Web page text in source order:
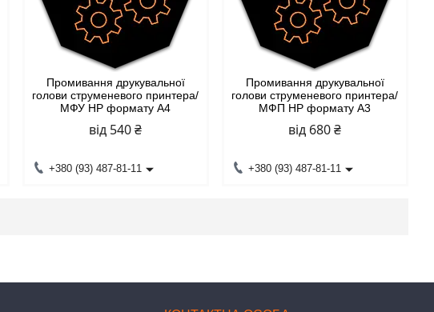
Промивання друкувальної
голови струменевого принтера/
МФУ HP формату А4
від 540 ₴
+380 (93) 487-81-11
Промивання друкувальної
голови струменевого принтера/
МФП HP формату А3
від 680 ₴
+380 (93) 487-81-11